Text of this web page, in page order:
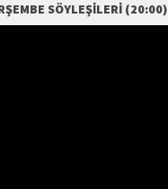
SÖYLEŞILERI (20:00)